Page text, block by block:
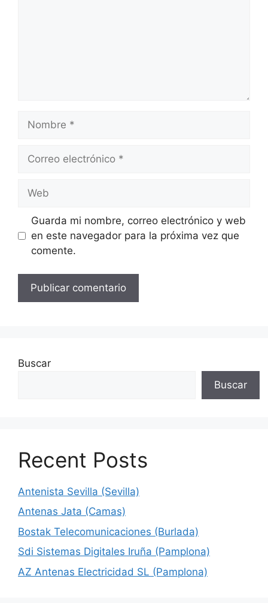
Nombre
Correo
Web
Guarda mi nombre, correo electrónico y web
en este navegador para la próxima vez que
comente.
Buscar
Buscar
Recent Posts
Antenista Sevilla (Sevilla)
Antenas Jata (Camas)
Bostak Telecomunicaciones (Burlada)
Sdi Sistemas Digitales Iruña (Pamplona)
AZ Antenas Electricidad SL (Pamplona)